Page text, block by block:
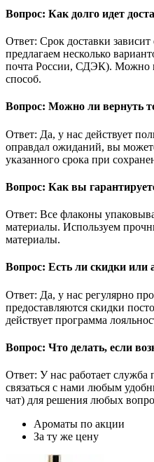
Вопрос: Как долго идет
Ответ: Срок доставки
предлагаем несколько
почта России, СДЭК). Можно
способ.
Вопрос: Можно ли вернуть
Ответ: Да, у нас действует
оправдал ожиданий, вы
указанного срока при
Вопрос: Как вы
Ответ: Все флаконы
материалы. Используем
материалы.
Вопрос: Есть ли скидки или
Ответ: Да, у нас регулярно
предоставляются скидки
действует программа
Вопрос: Что делать, если
Ответ: У нас работает
связаться с нами любым
чат) для решения любых
Ароматы по акции
За ту же цену